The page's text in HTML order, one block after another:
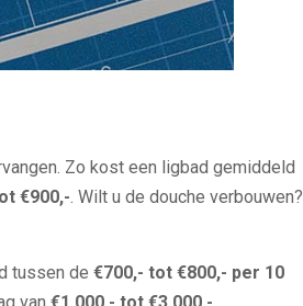
Zo kost een ligbad gemiddeld
€900,-. Wilt u de douche verbouwen?
tussen de €700,- tot €800,- per 10